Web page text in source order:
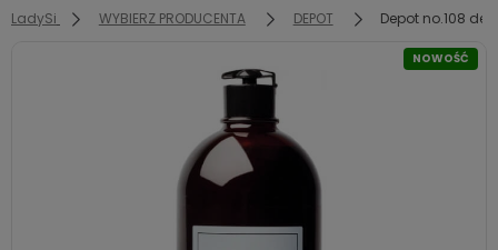
zaloguj się, aby przywrócić dodane produkty do
listy z poprzedniej sesji.
LadySi WYBIERZ PRODUCENTA DEPOT Depot no.108
NOWOŚĆ